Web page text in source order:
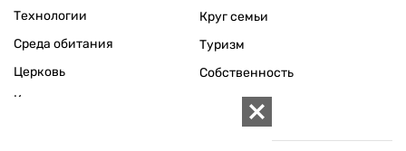
Технологии
Среда обитания
Церковь
Культура
Круг семьи
Туризм
Собственность